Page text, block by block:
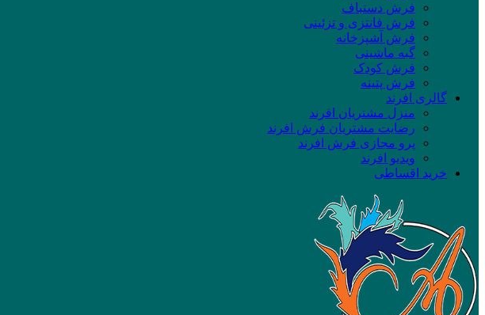
فرش دستباف
فرش فانتزی و تزئینی
فرش آشپزخانه
گبه ماشینی
فرش کودک
فرش پتینه
گالری افرند
منزل مشتریان افرند
رضایت مشتریان فرش افرند
پرو مجازی فرش افرند
ویدیو افرند
خرید اقساطی